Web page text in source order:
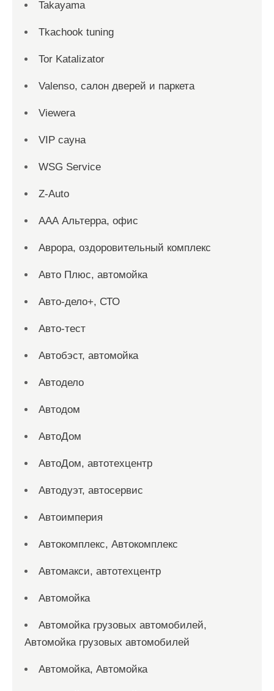
Takayama
Tkachook tuning
Tor Katalizator
Valenso, салон дверей и паркета
Viewera
VIP сауна
WSG Service
Z-Auto
ААА Альтерра, офис
Аврора, оздоровительный комплекс
Авто Плюс, автомойка
Авто-дело+, СТО
Авто-тест
Автобэст, автомойка
Автодело
Автодом
АвтоДом
АвтоДом, автотехцентр
Автодуэт, автосервис
Автоимперия
Автокомплекс, Автокомплекс
Автомакси, автотехцентр
Автомойка
Автомойка грузовых автомобилей,
Автомойка грузовых автомобилей
Автомойка, Автомойка